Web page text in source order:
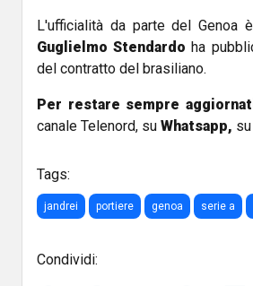
L'ufficialità da parte del Genoa
Guglielmo Stendardo ha
del contratto del brasiliano.
Per restare sempre
canale Telenord, su Whatsapp, su
Tags:
jandrei portiere genoa serie a
Condividi: